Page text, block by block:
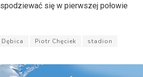
się w pierwszej połowie
Dębica Piotr Chęciek stadion